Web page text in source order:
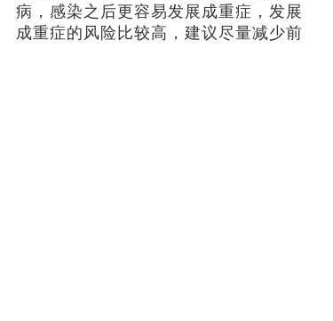
病，感染之后更容易发展成重症，发展
成重症的风险比较高，建议尽量减少前